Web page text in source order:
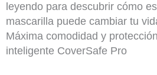
leyendo para descubrir cómo
mascarilla puede cambiar tu
Máxima comodidad y
inteligente CoverSafe Pro